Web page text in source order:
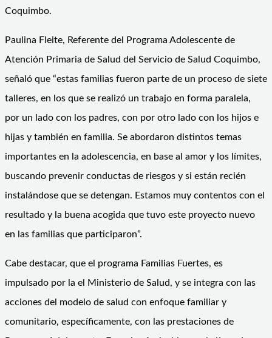
Coquimbo.
Paulina Fleite, Referente del Programa Adolescente de
Atención Primaria de Salud del Servicio de Salud Coquimbo,
señaló que “estas familias fueron parte de un proceso de siete
talleres, en los que se realizó un trabajo en forma paralela,
por un lado con los padres, con por otro lado con los hijos e
hijas y también en familia. Se abordaron distintos temas
importantes en la adolescencia, en base al amor y los límites,
buscando prevenir conductas de riesgos y si están recién
instalándose que se detengan. Estamos muy contentos con el
resultado y la buena acogida que tuvo este proyecto nuevo
en las familias que participaron”.
Cabe destacar, que el programa Familias Fuertes, es
impulsado por la el Ministerio de Salud, y se integra con las
acciones del modelo de salud con enfoque familiar y
comunitario, específicamente, con las prestaciones de